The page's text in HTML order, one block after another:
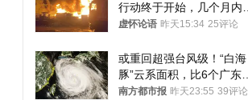
行动终于开始，几个月内乌
将投降
虚怀论语 昨天15:34 25评论
或重回超强台风级！“白海
豚”云系面积，比6个广东还
大！深圳官方：注意这件事
南方都市报 昨天23:55 39评论